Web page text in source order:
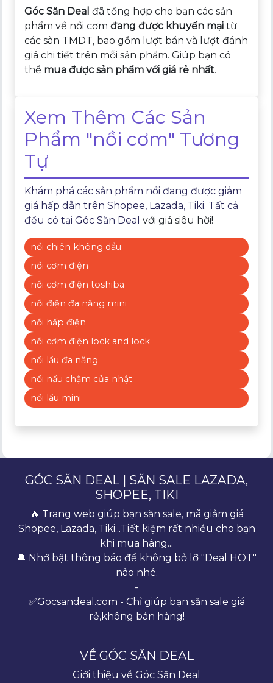
Góc Săn Deal đã tổng hợp cho bạn các sản
phẩm về nồi cơmđang được khuyến mại từ
các sàn TMDT, bao gồm lượt bán và lượt đánh
giá chi tiết trên mỗi sản phẩm. Giúp bạn có
thể mua được sản phẩm với giá rẻ nhất.
Xem Thêm Các Sản
Phẩm "nồi cơm" Tương
Tự
Khám phá các sản phẩm nồi đang được giảm
giá hấp dẫn trên Shopee, Lazada, Tiki. Tất cả
đều có tạiGóc Săn Deal với giá siêu hời!
nồi chiên không dầu
nồi cơm điện
nồi cơm điện toshiba
nồi điện đa năng mini
nồi hấp điện
nồi cơm điện lock and lock
nồi lẩu đa năng
nồi nấu chậm của nhật
nồi lẩu mini
GÓC SĂN DEAL | SĂN SALE LAZADA,
SHOPEE, TIKI
🔥 Trang web giúp bạn săn sale, mã giảm giá
Shopee, Lazada, Tiki...Tiết kiệm rất nhiều cho bạn
khi mua hàng...
🔔 Nhớ bật thông báo để không bỏ lỡ "Deal HOT"
nào nhé.
-
✅Gocsandeal.com - Chỉ giúp bạn săn sale giá
rẻ,không bán hàng!
VỀ GÓC SĂN DEAL
Giới thiệu về Góc Săn Deal